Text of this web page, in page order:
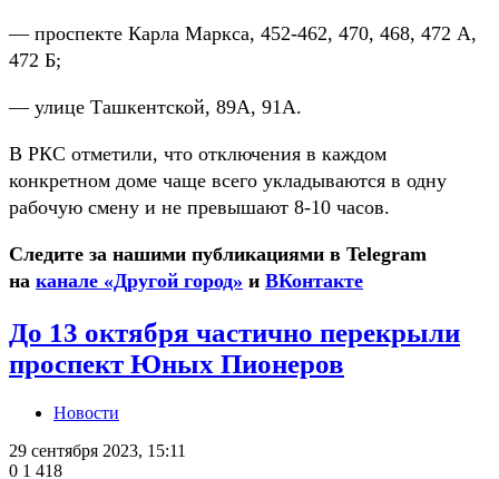
— проспекте Карла Маркса, 452-462, 470, 468, 472 А,
472 Б;
— улице Ташкентской, 89А, 91А.
В РКС отметили, что отключения в каждом
конкретном доме чаще всего укладываются в одну
рабочую смену и не превышают 8-10 часов.
Следите за нашими публикациями в Telegram
на канале «Другой город» и ВКонтакте
До 13 октября частично перекрыли
проспект Юных Пионеров
Новости
29 сентября 2023, 15:11
0 1 418